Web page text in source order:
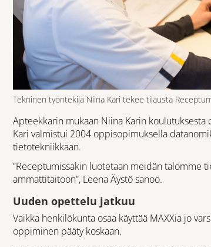
Tekninen työntekijä Niina Kari tekee tilausta
Apteekkarin mukaan Niina Karin koulutuksesta
Kari valmistui 2004 oppisopimuksella
tietotekniikkaan.
”Receptumissakin luotetaan meidän talomme
ammattitaitoon”, Leena Äystö sanoo.
Uuden opettelu jatkuu
Vaikka henkilökunta osaa käyttää MAXXia jo
oppiminen pääty koskaan.